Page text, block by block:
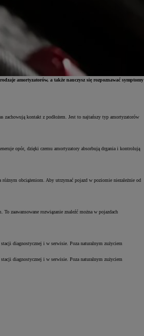
amortyzatorów, a także nauczysz się rozpoznawać symptomy
zachowują kontakt z podłożem. Jest to najtańszy typ amortyzatorów
opór, dzięki czemu amortyzatory absorbują drgania i kontrolują
obciążeniom. Aby utrzymać pojazd w poziomie niezależnie od
zaawansowane rozwiązanie znaleźć można w pojazdach
diagnostycznej i w serwisie. Poza naturalnym zużyciem
diagnostycznej i w serwisie. Poza naturalnym zużyciem